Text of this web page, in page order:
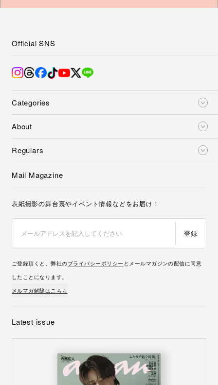
Categories
About
Regulars
Official SNS
Mail Magazine
表紙撮影の舞台裏やイベント情報などをお届け！
登録
ご登録頂くと、弊社のプライバシーポリシー とメールマガジンの配信に同意
したことになります。
メルマガ解除はこちら
Latest issue